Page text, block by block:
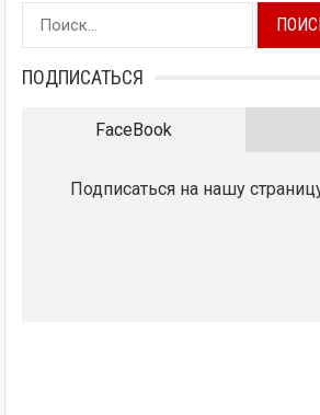
Найти:
ПОДПИСАТЬСЯ
FaceBook
Подписаться на нашу